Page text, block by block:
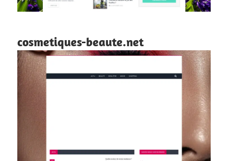
cosmetiques-beaute.net